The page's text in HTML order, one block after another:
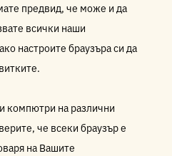
предвид, че може и да
всички наши
настроите браузъра си да
компютри на различни
че всеки браузър е
на Вашите